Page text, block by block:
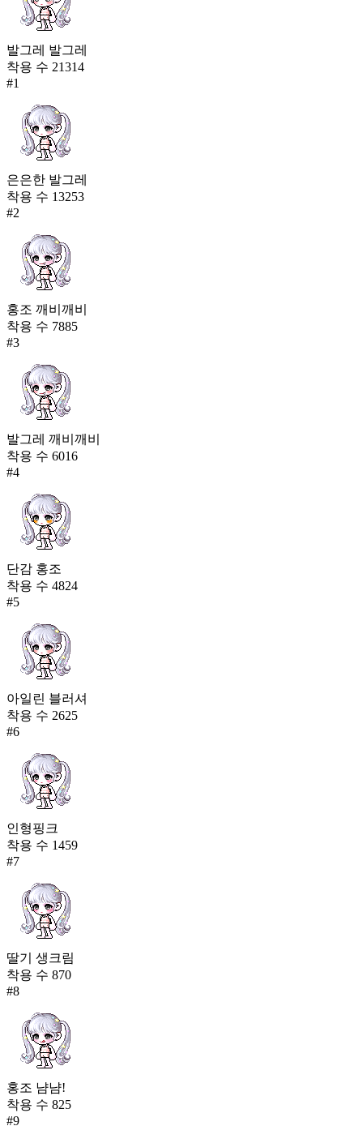
발그레 발그레
착용 수 21314
#1
은은한 발그레
착용 수 13253
#2
홍조 깨비깨비
착용 수 7885
#3
발그레 깨비깨비
착용 수 6016
#4
단감 홍조
착용 수 4824
#5
아일린 블러셔
착용 수 2625
#6
인형핑크
착용 수 1459
#7
딸기 생크림
착용 수 870
#8
홍조 냠냠!
착용 수 825
#9